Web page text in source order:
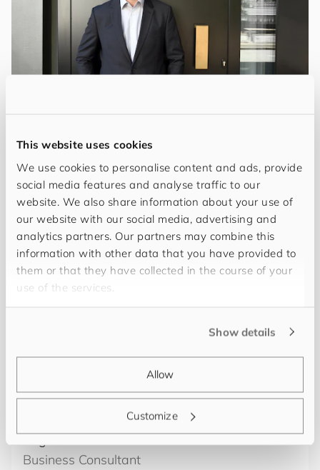
This website uses cookies
We use cookies to personalise content and ads, provide
social media features and analyse traffic to our
website. We also share information about your use of
our website with our social media, advertising and
analytics partners. Our partners may combine this
information with other data that you have provided to
them or that they have collected in the course of your
use of the services.
Show details
Allow
Customize
Senior Business Consultant
Unterstützt Kunden bei der Entwicklung und
Umsetzung ihrer Stammdatenstrategie.
Brigitte Fischer
Business Consultant